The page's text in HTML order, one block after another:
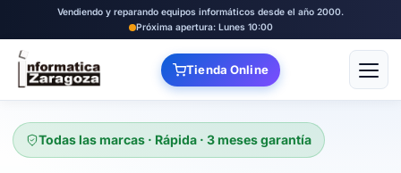
Vendiendo y reparando equipos informáticos desde el año 2000.
Próxima apertura: Lunes 10:00
Tienda Online Abrir
Todas las marcas · Rápida · 3 meses garantía